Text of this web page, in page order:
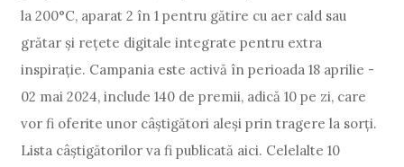
la 200°C, aparat 2 în 1 pentru gătire cu aer cald sau
grătar și rețete digitale integrate pentru extra
inspirație. Campania este activă în perioada 18 aprilie -
02 mai 2024, include 140 de premii, adică 10 pe zi, care
vor fi oferite unor câștigători aleși prin tragere la sorți.
Lista câștigătorilor va fi publicată aici. Celelalte 10